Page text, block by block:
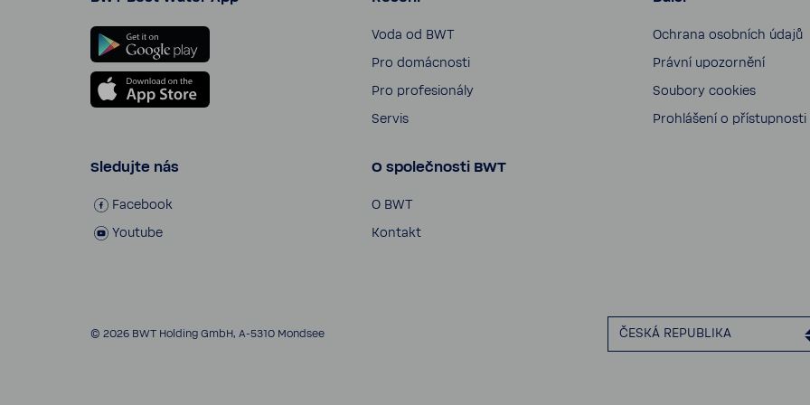
Sledujte nás
Face­book
Youtube
Voda od BWT
Pro domác­nosti
Pro profe­si­o­nály
Servis
O společnosti BWT
O BWT
Kontakt
Ochrana osob­ních údajů
Právní upozor­nění
Soubory cookies
Prohlá­šení o přístup­nosti
© 2026 BWT Holding GmbH, A-​5310 Mondsee ČESKÁ REPUB­LIKA